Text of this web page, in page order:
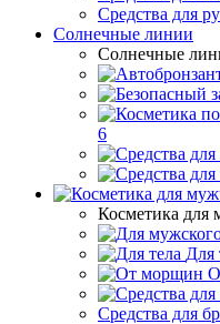
Средства для
Солнечные линии
Солнечные
6
Косметика для
Для
Средства для